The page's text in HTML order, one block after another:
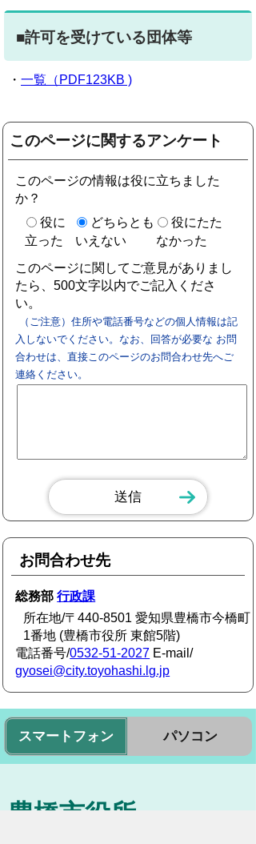
■許可を受けている団体等
・ 一覧（PDF123KB )
このページに関するアンケート
このページの情報は役に立ちました
か？
役に
立った
どちらとも
いえない
役にたた
なかった
このページに関してご意見がありまし
たら、500文字以内でご記入くださ
い。
（ご注意）住所や電話番号などの個人情報は記
入しないでください。なお、回答が必要な お問
合わせは、直接このページのお問合わせ先へご
連絡ください。
お問合わせ先
総務部行政課
所在地/〒440-8501 愛知県豊橋市今橋町
1番地 (豊橋市役所 東館5階)
電話番号/0532-51-2027 E-mail/
gyosei@city.toyohashi.lg.jp
スマートフォン パソコン
豊橋市役所